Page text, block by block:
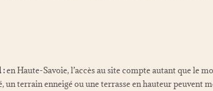
:en Haute-Savoie, l’accès au site compte autant que le
un terrain enneigé ou une terrasse en hauteur peuvent